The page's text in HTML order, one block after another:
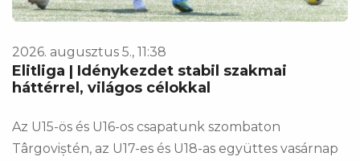
2026. augusztus 5., 11:38
Elitliga | Idénykezdet stabil szakmai
háttérrel, világos célokkal
Az U15-ös és U16-os csapatunk szombaton
Târgoviștén, az U17-es és U18-as együttes vasárnap